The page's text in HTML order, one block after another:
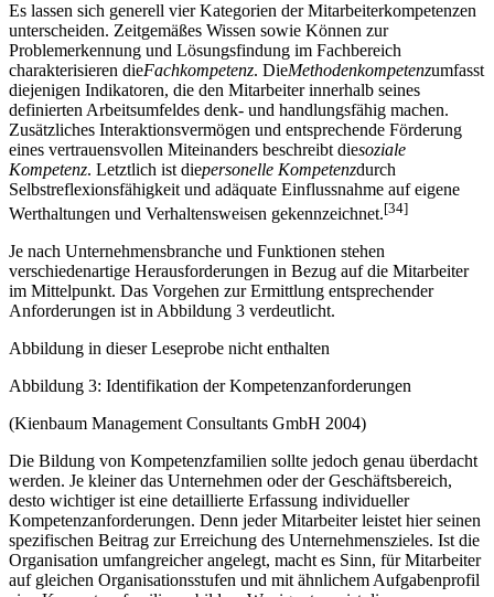
Es lassen sich generell vier Kategorien der Mitarbeiterkompetenzen
unterscheiden. Zeitgemäßes Wissen sowie Können zur
Problemerkennung und Lösungsfindung im Fachbereich
charakterisieren dieFachkompetenz. DieMethodenkompetenzumfasst
diejenigen Indikatoren, die den Mitarbeiter innerhalb seines
definierten Arbeitsumfeldes denk- und handlungsfähig machen.
Zusätzliches Interaktionsvermögen und entsprechende Förderung
eines vertrauensvollen Miteinanders beschreibt diesoziale
Kompetenz. Letztlich ist diepersonelle Kompetenzdurch
Selbstreflexionsfähigkeit und adäquate Einflussnahme auf eigene
Werthaltungen und Verhaltensweisen gekennzeichnet.[34]
Je nach Unternehmensbranche und Funktionen stehen
verschiedenartige Herausforderungen in Bezug auf die Mitarbeiter
im Mittelpunkt. Das Vorgehen zur Ermittlung entsprechender
Anforderungen ist in Abbildung 3 verdeutlicht.
Abbildung in dieser Leseprobe nicht enthalten
Abbildung 3: Identifikation der Kompetenzanforderungen
(Kienbaum Management Consultants GmbH 2004)
Die Bildung von Kompetenzfamilien sollte jedoch genau überdacht
werden. Je kleiner das Unternehmen oder der Geschäftsbereich,
desto wichtiger ist eine detaillierte Erfassung individueller
Kompetenzanforderungen. Denn jeder Mitarbeiter leistet hier seinen
spezifischen Beitrag zur Erreichung des Unternehmenszieles. Ist die
Organisation umfangreicher angelegt, macht es Sinn, für Mitarbeiter
auf gleichen Organisationsstufen und mit ähnlichem Aufgabenprofil